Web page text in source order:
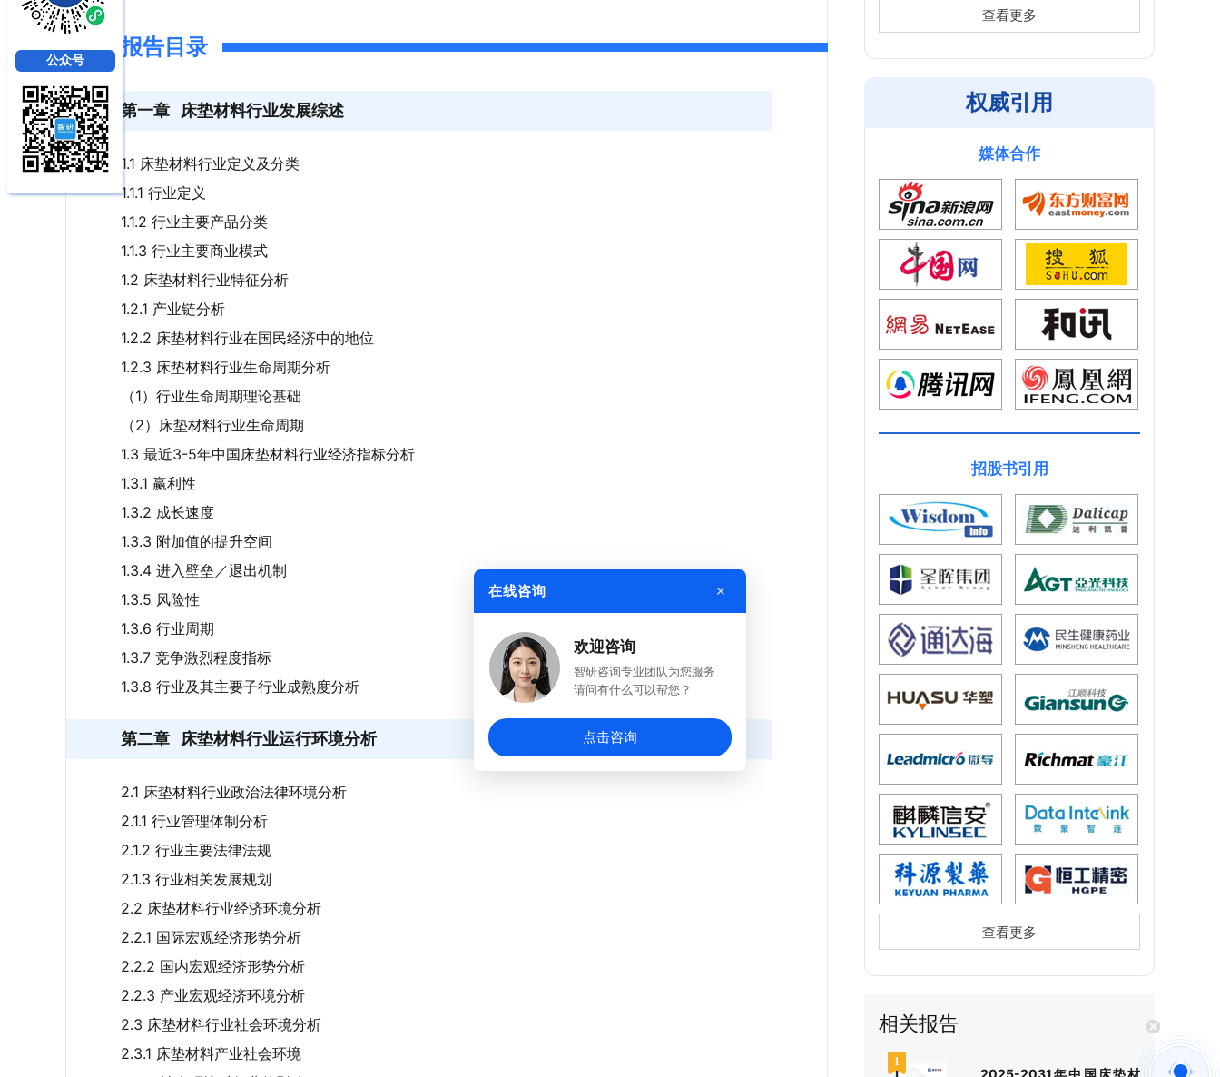
报告目录
第一章 床垫材料行业发展综述
1.1 床垫材料行业定义及分类
1.1.1 行业定义
1.1.2 行业主要产品分类
1.1.3 行业主要商业模式
1.2 床垫材料行业特征分析
1.2.1 产业链分析
1.2.2 床垫材料行业在国民经济中的地位
1.2.3 床垫材料行业生命周期分析
（1）行业生命周期理论基础
（2）床垫材料行业生命周期
1.3 最近3-5年中国床垫材料行业经济指标分析
1.3.1 赢利性
1.3.2 成长速度
1.3.3 附加值的提升空间
1.3.4 进入壁垒／退出机制
1.3.5 风险性
1.3.6 行业周期
1.3.7 竞争激烈程度指标
1.3.8 行业及其主要子行业成熟度分析
第二章 床垫材料行业运行环境分析
2.1 床垫材料行业政治法律环境分析
2.1.1 行业管理体制分析
2.1.2 行业主要法律法规
2.1.3 行业相关发展规划
2.2 床垫材料行业经济环境分析
2.2.1 国际宏观经济形势分析
2.2.2 国内宏观经济形势分析
2.2.3 产业宏观经济环境分析
2.3 床垫材料行业社会环境分析
2.3.1 床垫材料产业社会环境
查看更多
权威引用
媒体合作
招股书引用
查看更多
相关报告
在线咨询 ×
欢迎咨询
智研咨询专业团队为您服务
请问有什么可以帮您？
点击咨询
公众号